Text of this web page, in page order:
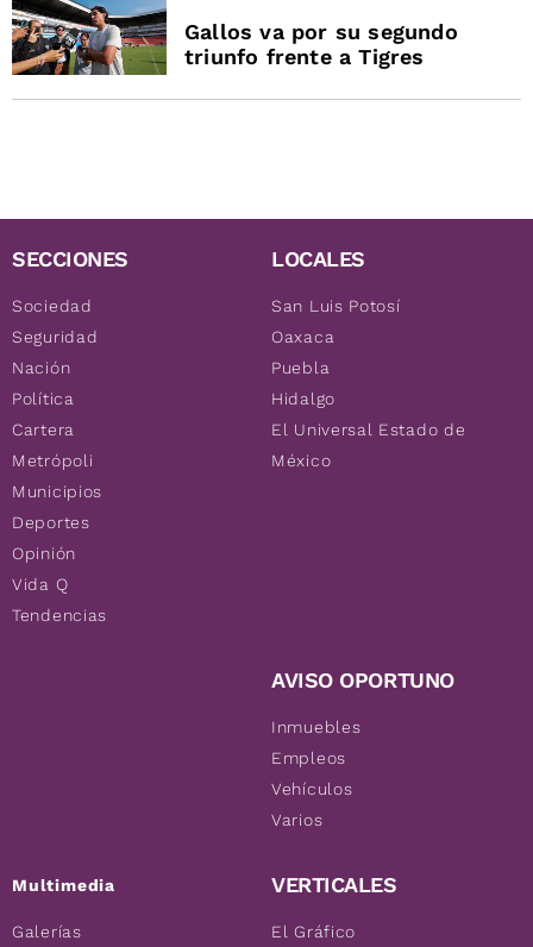
Gallos va por su segundo
triunfo frente a Tigres
SECCIONES
Sociedad
Seguridad
Nación
Política
Cartera
Metrópoli
Municipios
Deportes
Opinión
Vida Q
Tendencias
Multimedia
Galerías
LOCALES
San Luis Potosí
Oaxaca
Puebla
Hidalgo
El Universal Estado de
México
AVISO OPORTUNO
Inmuebles
Empleos
Vehículos
Varios
VERTICALES
El Gráfico